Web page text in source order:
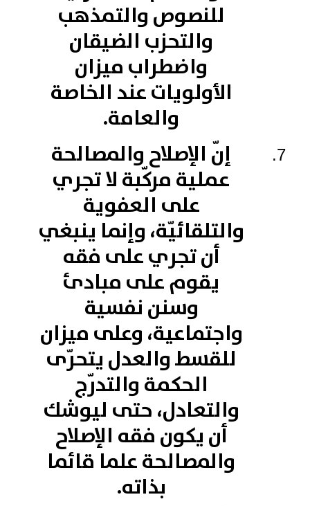
للنصوص والتمذهب
والتحزب الضيقان
واضطراب ميزان
الأولويات عند الخاصة
والعامة.
إنّ الإصلاح والمصالحة
عملية مركّبة لا تجري
على العفوية
والتلقائيّة، وإنما ينبغي
أن تجري على فقه
يقوم على مبادئ
وسنن نفسية
واجتماعية، وعلى ميزان
للقسط والعدل يتحرّى
الحكمة والتدرّج
والتعادل، حتى ليوشك
أن يكون فقه الإصلاح
والمصالحة علما قائما
بذاته.